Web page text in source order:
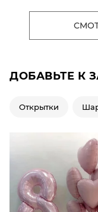
ДОБАВЬТЕ К
Открытки